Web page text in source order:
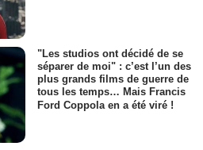
"Les studios ont décidé de se
séparer de moi" : c’est l’un des
plus grands films de guerre de
tous les temps… Mais Francis
Ford Coppola en a été viré !